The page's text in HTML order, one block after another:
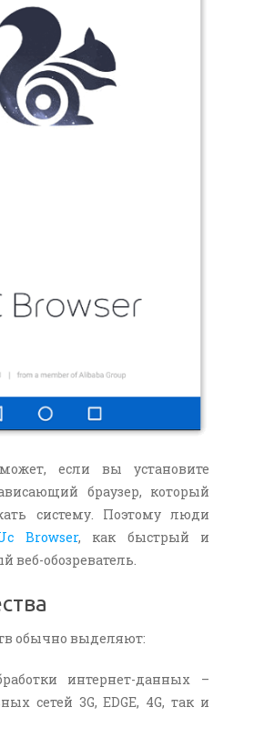
если вы установите
браузер, который
систему. Поэтому люди
Browser, как быстрый и
веб-обозреватель.
обычно выделяют:
интернет-данных –
сетей 3G, EDGE, 4G, так и